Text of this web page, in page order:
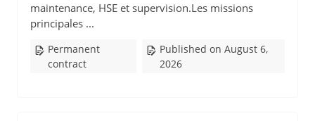
maintenance, HSE et supervision.Les missions
principales ...
Permanent
contract
Published on August 6,
2026